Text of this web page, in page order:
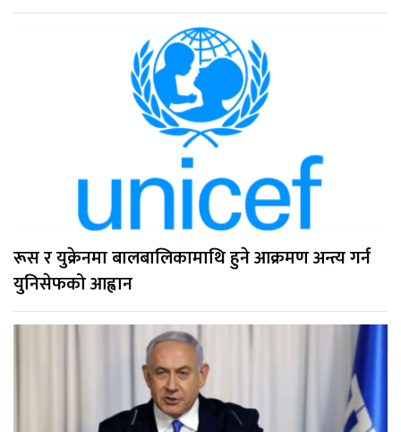
रूस र युक्रेनमा बालबालिकामाथि हुने आक्रमण अन्त्य गर्न
युनिसेफको आह्वान